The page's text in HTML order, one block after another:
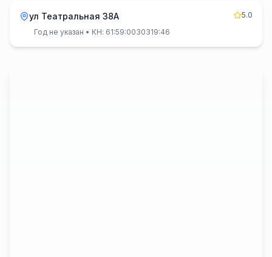
ул Театральная 38А
5.0
Год не указан • КН: 61:59:0030319:46